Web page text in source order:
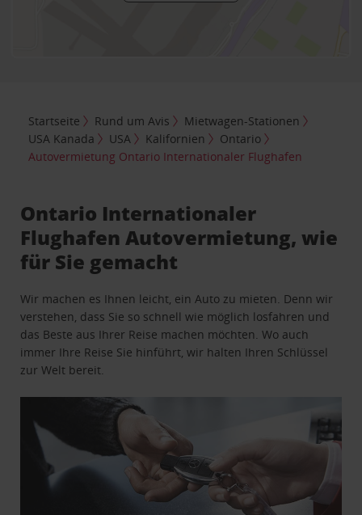
Startseite Rund um Avis
Mietwagen-Stationen
USA Kanada
USA Kalifornien
Ontario
Autovermietung Ontario Internationaler Flughafen
Ontario Internationaler
Flughafen Autovermietung, wie
für Sie gemacht
Wir machen es Ihnen leicht, ein Auto zu mieten. Denn wir
verstehen, dass Sie so schnell wie möglich losfahren und
das Beste aus Ihrer Reise machen möchten. Wo auch
immer Ihre Reise Sie hinführt, wir halten Ihren Schlüssel
zur Welt bereit.